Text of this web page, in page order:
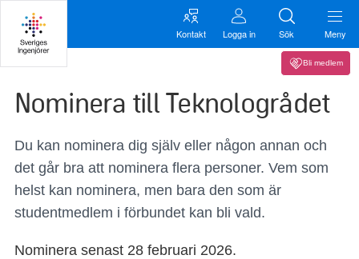
Kontakt Logga in Sök Meny
Bli medlem
Nominera till Teknologrådet
Du kan nominera dig själv eller någon annan och
det går bra att nominera flera personer. Vem som
helst kan nominera, men bara den som är
studentmedlem i förbundet kan bli vald.
Nominera senast 28 februari 2026.